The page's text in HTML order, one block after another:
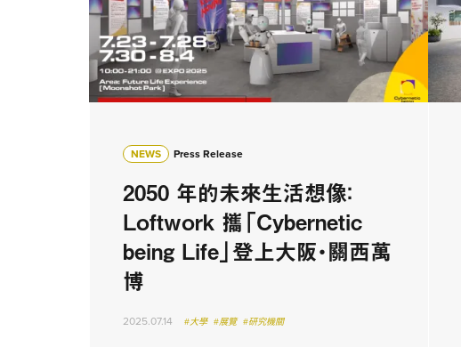
NEWS Press Release
2050 年的未來生活想像：
Loftwork 攜「Cybernetic
being Life」登上大阪・關西萬
博
2025.07.14 #大學 #展覽 #研究機關